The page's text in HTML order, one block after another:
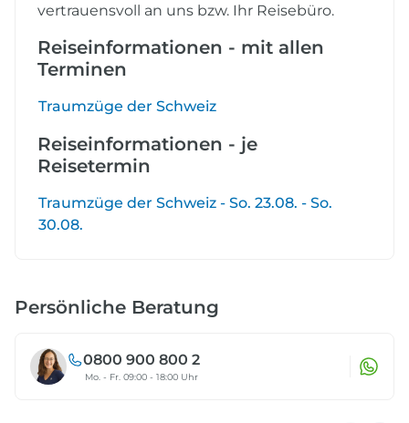
vertrauensvoll an uns bzw. Ihr Reisebüro.
Reiseinformationen - mit allen
Terminen
Traumzüge der Schweiz
Reiseinformationen - je
Reisetermin
Traumzüge der Schweiz - So. 23.08. - So.
30.08.
Persönliche Beratung
0800 900 800 2
Mo. - Fr. 09:00 - 18:00 Uhr